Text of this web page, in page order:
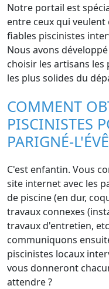
Notre portail est
entre ceux qui
fiables piscinistes
Nous avons
choisir les artisans
les plus solides du
COMMENT
PISCINISTES
PARIGNÉ-
C'est enfantin. Vous
site internet avec les
de piscine (en dur,
travaux connexes
travaux d'entretien,
communiquons
piscinistes locaux
vous donneront
attendre ?